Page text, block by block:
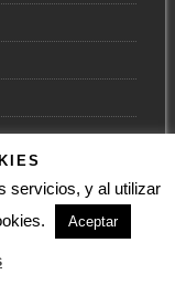
servicios, y al utilizar
Aceptar